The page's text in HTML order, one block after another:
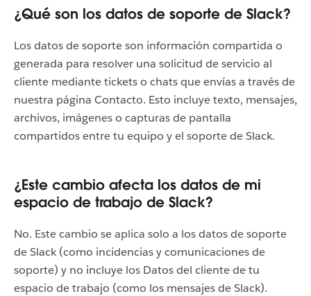
¿Qué son los datos de soporte de Slack?
Los datos de soporte son información compartida o
generada para resolver una solicitud de servicio al
cliente mediante tickets o chats que envías a través de
nuestra página Contacto. Esto incluye texto, mensajes,
archivos, imágenes o capturas de pantalla
compartidos entre tu equipo y el soporte de Slack.
¿Este cambio afecta los datos de mi
espacio de trabajo de Slack?
No. Este cambio se aplica solo a los datos de soporte
de Slack (como incidencias y comunicaciones de
soporte) y no incluye los Datos del cliente de tu
espacio de trabajo (como los mensajes de Slack).